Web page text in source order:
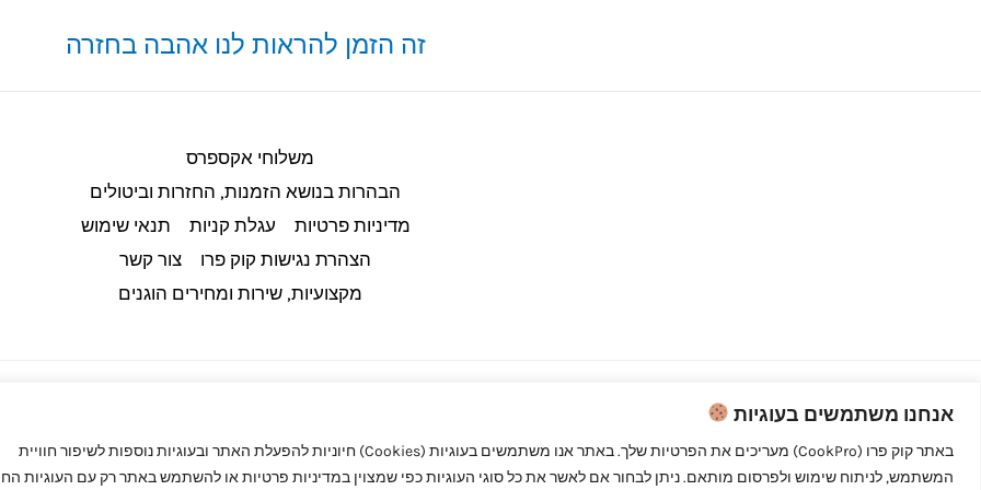
אנחנו משתמשים בעוגיות
באתר קוק פרו (CookPro) מעריכים את הפרטיות שלך. באתר אנו משתמשים בעוגיות (Cookies) חיוניות להפעלת האתר ובעוגיות נוספות לשיפור חוויית
המשתמש, לניתוח שימוש ולפרסום מותאם. ניתן לבחור אם לאשר את כל סוגי העוגיות כפי שמצוין במדיניות פרטיות או להשתמש באתר רק עם העוגיות
זה הזמן להראות לנו אהבה בחזרה
משלוחי אקספרס
הבהרות בנושא הזמנות, החזרות וביטולים​
מדיניות פרטיות
עגלת קניות
תנאי שימוש
הצהרת נגישות קוק פרו
צור קשר
מקצועיות, שירות ומחירים הוגנים
מקצוענים